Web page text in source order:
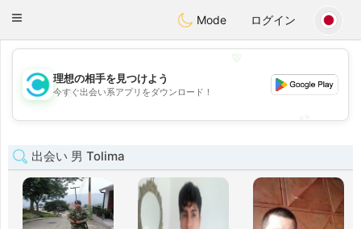
olombiaCitas
Toggle
Mode ログイン
💖
💕
理想の相手を見つけよう
今すぐ出会い系アプリをダウンロード！
出会い 男 Tolima